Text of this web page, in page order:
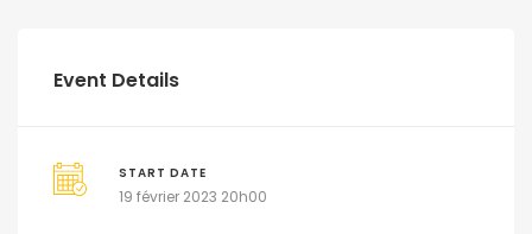
Event Details
START DATE
19 février 2023 20h00